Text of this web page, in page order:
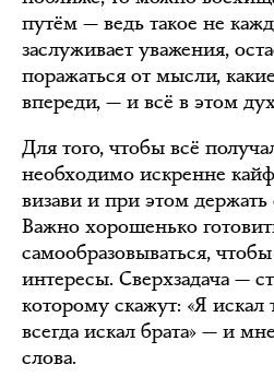
путём — ведь такое не
заслуживает уважения,
поражаться от мысли,
впереди, — и всё в этом
Для того, чтобы всё
необходимо искренне
визави и при этом держать
Важно хорошенько
самообразовываться,
интересы. Сверхзадача —
которому скажут: «Я
всегда искал брата» — и
слова.